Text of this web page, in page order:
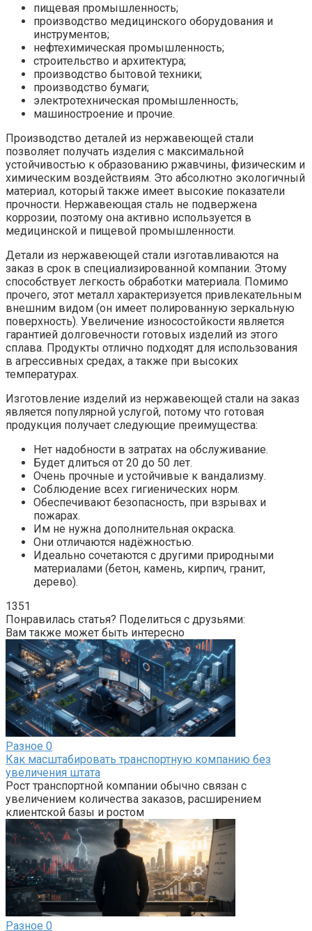
пищевая промышленность;
производство медицинского оборудования и
инструментов;
нефтехимическая промышленность;
строительство и архитектура;
производство бытовой техники;
производство бумаги;
электротехническая промышленность;
машиностроение и прочие.
Производство деталей из нержавеющей стали
позволяет получать изделия с максимальной
устойчивостью к образованию ржавчины, физическим и
химическим воздействиям. Это абсолютно экологичный
материал, который также имеет высокие показатели
прочности. Нержавеющая сталь не подвержена
коррозии, поэтому она активно используется в
медицинской и пищевой промышленности.
Детали из нержавеющей стали изготавливаются на
заказ в срок в специализированной компании. Этому
способствует легкость обработки материала. Помимо
прочего, этот металл характеризуется привлекательным
внешним видом (он имеет полированную зеркальную
поверхность). Увеличение износостойкости является
гарантией долговечности готовых изделий из этого
сплава. Продукты отлично подходят для использования
в агрессивных средах, а также при высоких
температурах.
Изготовление изделий из нержавеющей стали на заказ
является популярной услугой, потому что готовая
продукция получает следующие преимущества:
Нет надобности в затратах на обслуживание.
Будет длиться от 20 до 50 лет.
Очень прочные и устойчивые к вандализму.
Соблюдение всех гигиенических норм.
Обеспечивают безопасность, при взрывах и
пожарах.
Им не нужна дополнительная окраска.
Они отличаются надёжностью.
Идеально сочетаются с другими природными
материалами (бетон, камень, кирпич, гранит,
дерево).
1351
Понравилась статья? Поделиться с друзьями:
Вам также может быть интересно
Разное 0
Как масштабировать транспортную компанию без
увеличения штата
Рост транспортной компании обычно связан с
увеличением количества заказов, расширением
клиентской базы и ростом
Разное 0